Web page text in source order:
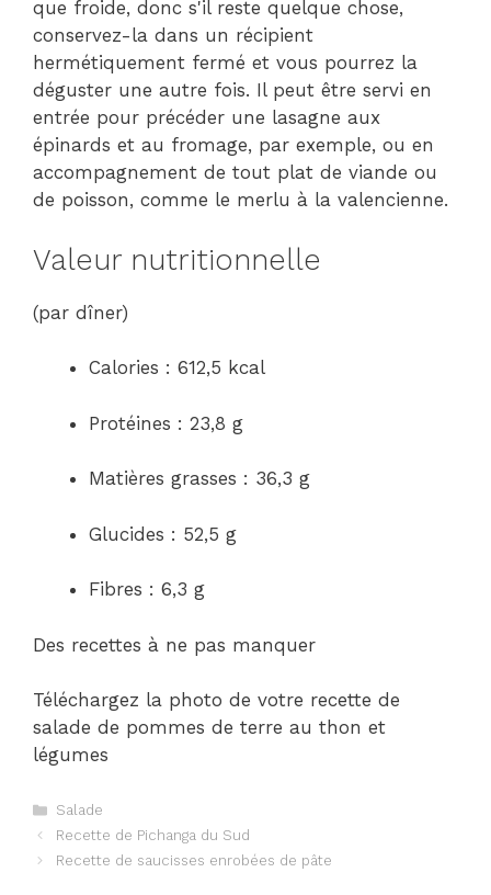
que froide, donc s'il reste quelque chose,
conservez-la dans un récipient
hermétiquement fermé et vous pourrez la
déguster une autre fois. Il peut être servi en
entrée pour précéder une lasagne aux
épinards et au fromage, par exemple, ou en
accompagnement de tout plat de viande ou
de poisson, comme le merlu à la valencienne.
Valeur nutritionnelle
(par dîner)
Calories : 612,5 kcal
Protéines : 23,8 g
Matières grasses : 36,3 g
Glucides : 52,5 g
Fibres : 6,3 g
Des recettes à ne pas manquer
Téléchargez la photo de votre recette de
salade de pommes de terre au thon et
légumes
Catégories
Salade
Navigation
des
Recette de Pichanga du Sud
Recette de saucisses enrobées de pâte